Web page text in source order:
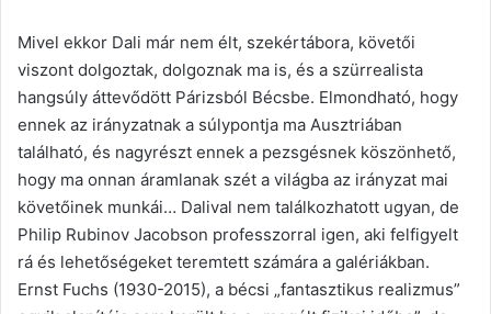
Mivel ekkor Dali már nem élt, szekértábora, követői
viszont dolgoztak, dolgoznak ma is, és a szürrealista
hangsúly áttevődött Párizsból Bécsbe. Elmondható, hogy
ennek az irányzatnak a súlypontja ma Ausztriában
található, és nagyrészt ennek a pezsgésnek köszönhető,
hogy ma onnan áramlanak szét a világba az irányzat mai
követőinek munkái… Dalival nem találkozhatott ugyan, de
Philip Rubinov Jacobson professzorral igen, aki felfigyelt
rá és lehetőségeket teremtett számára a galériákban.
Ernst Fuchs (1930-2015), a bécsi „fantasztikus realizmus”